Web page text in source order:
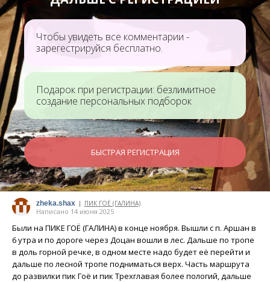
Чтобы увидеть все комментарии -
зарегестрируйся бесплатно.
Подарок при регистрации: безлимитное
создание персональных подборок
БЫСТРАЯ РЕГИСТРАЦИЯ
zheka.shax | ПИК ГОЁ (ГАЛИНА)
Написано 14 июня 2025
Были на ПИКЕ ГОË (ГАЛИНА) в конце ноября. Вышли с п. Аршан в
6 утра и по дороге через Доцан вошли в лес. Дальше по тропе
в доль горной речке, в одном месте надо будет её перейти и
дальше по лесной тропе подниматься верх. Часть маршрута
до развилки пик Гоë и пик Трехглавая более пологий, дальше